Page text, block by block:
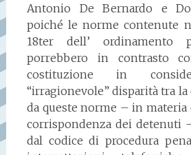
Antonio De Bernardo e
poiché le norme contenute
18ter dell’ ordinamento
porrebbero in contrasto
costituzione in
“irragionevole” disparità tra
da queste norme – in
corrispondenza dei detenuti
dal codice di procedura